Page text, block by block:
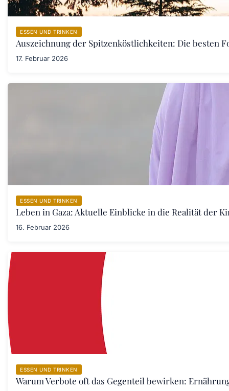
ESSEN UND TRINKEN
Auszeichnung der Spitzenköstlichkeiten: Die besten
17. Februar 2026
ESSEN UND TRINKEN
Leben in Gaza: Aktuelle Einblicke in die Realität der
16. Februar 2026
ESSEN UND TRINKEN
Warum Verbote oft das Gegenteil bewirken: